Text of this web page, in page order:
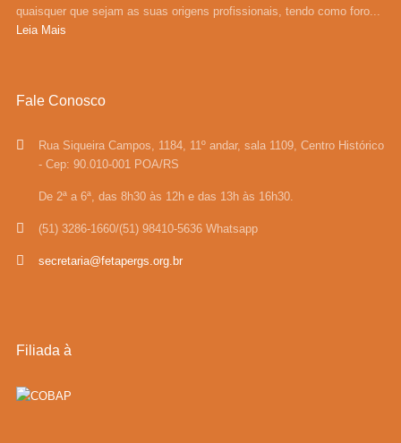
quaisquer que sejam as suas origens profissionais, tendo como foro...
Leia Mais
Fale Conosco
Rua Siqueira Campos, 1184, 11º andar, sala 1109, Centro Histórico
- Cep: 90.010-001 POA/RS
De 2ª a 6ª, das 8h30 às 12h e das 13h às 16h30.
(51) 3286-1660/(51) 98410-5636 Whatsapp
secretaria@fetapergs.org.br
Filiada à